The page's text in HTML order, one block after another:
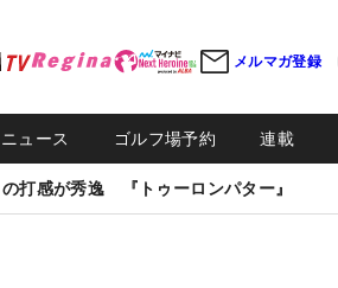
メルマガ登録
ュース ゴルフ場予約 連載
打感が秀逸 『トゥーロンパター』